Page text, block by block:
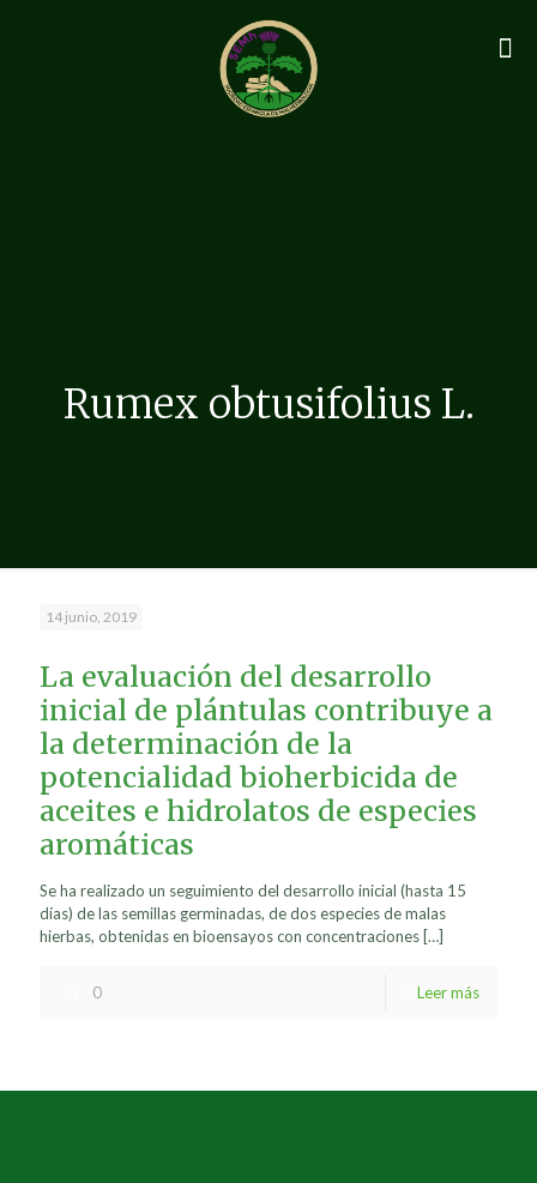
Rumex obtusifolius L.
14 junio, 2019
La evaluación del desarrollo
inicial de plántulas contribuye a
la determinación de la
potencialidad bioherbicida de
aceites e hidrolatos de especies
aromáticas
Se ha realizado un seguimiento del desarrollo inicial (hasta 15
días) de las semillas germinadas, de dos especies de malas
hierbas, obtenidas en bioensayos con concentraciones […]
0 Leer más